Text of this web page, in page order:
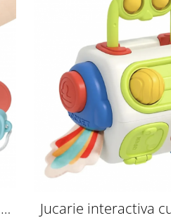
Jucarie interactiva